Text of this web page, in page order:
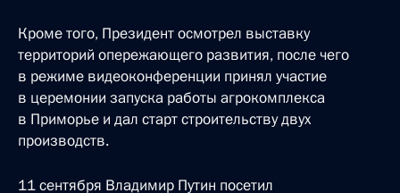
Кроме того, Президент осмотрел выставку
территорий опережающего развития, после чего
в режиме видеоконференции принял участие
в церемонии запуска работы агрокомплекса
в Приморье и дал старт строительству двух
производств.
11 сентября Владимир Путин посетил